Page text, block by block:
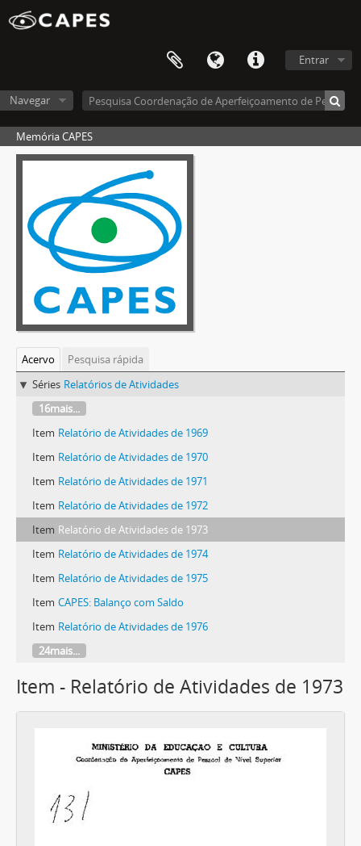
Entrar
Navegar
Memória CAPES
Acervo
Pesquisa rápida
Séries Relatórios de Atividades
16mais...
Item Relatório de Atividades de 1969
Item Relatório de Atividades de 1970
Item Relatório de Atividades de 1971
Item Relatório de Atividades de 1972
Item Relatório de Atividades de 1973
Item Relatório de Atividades de 1974
Item Relatório de Atividades de 1975
Item CAPES: Balanço com Saldo
Item Relatório de Atividades de 1976
24mais...
Item - Relatório de Atividades de 1973